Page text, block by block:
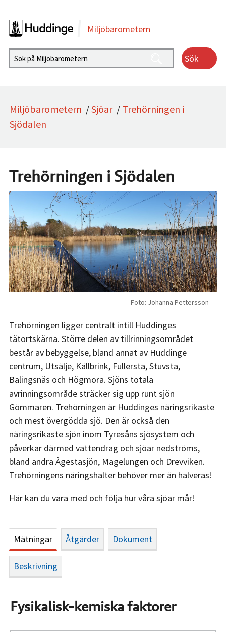
Miljöbarometern
Sök
Miljöbarometern /Sjöar / Trehörningen i
Sjödalen
Trehörningen i Sjödalen
Foto: Johanna Pettersson
Trehörningen ligger centralt intill Huddinges
tätortskärna. Större delen av tillrinningsområdet
består av bebyggelse, bland annat av Huddinge
centrum, Utsälje, Källbrink, Fullersta, Stuvsta,
Balingsnäs och Högmora. Sjöns totala
avrinningsområde sträcker sig upp runt sjön
Gömmaren. Trehörningen är Huddinges näringsrikaste
och mest övergödda sjö. Den är också den
näringsrikaste sjön inom Tyresåns sjösystem och
påverkar därmed vattendrag och sjöar nedströms,
bland andra Ågestasjön, Magelungen och Drevviken.
Trehörningens näringshalter behöver mer än halveras!
Här kan du vara med och följa hur våra sjöar mår!
Mätningar Åtgärder Dokument
Beskrivning
Fysikalisk-kemiska faktorer